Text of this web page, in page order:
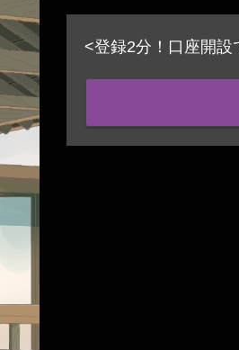
<登録2分！口座開